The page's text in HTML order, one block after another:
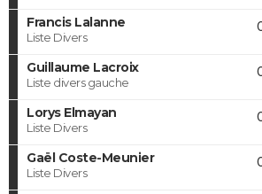
Francis Lalanne
Liste Divers
Guillaume Lacroix
Liste divers gauche
Lorys Elmayan
Liste Divers
Gaël Coste-Meunier
Liste Divers